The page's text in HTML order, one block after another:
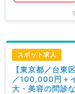
スポット求人
【東京都／台
／100,000円＋
大・美容の問診